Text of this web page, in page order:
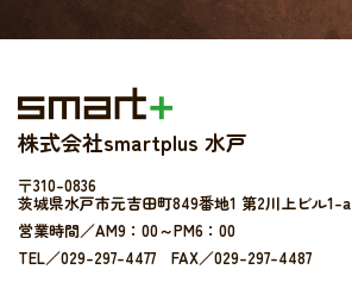
株式会社smartplus 水戸
〒310-0836
茨城県水戸市元吉田町849番地1 第2川上ビル1-a
営業時間／AM9：00～PM6：00
TEL／029-297-4477 FAX／029-297-4487